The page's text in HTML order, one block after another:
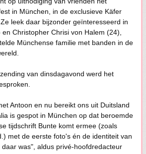
in München, in de exclusieve Käfer
leek daar bijzonder geïnteresseerd in
Christopher Chrisi von Halem (24),
Münchense familie met banden in de
van dinsdagavond werd het
Antoon en nu bereikt ons uit Duitsland
is gespot in München op dat beroemde
tijdschrift Bunte komt ermee (zoals
met de eerste foto's én de identiteit van
was", aldus privé-hoofdredacteur